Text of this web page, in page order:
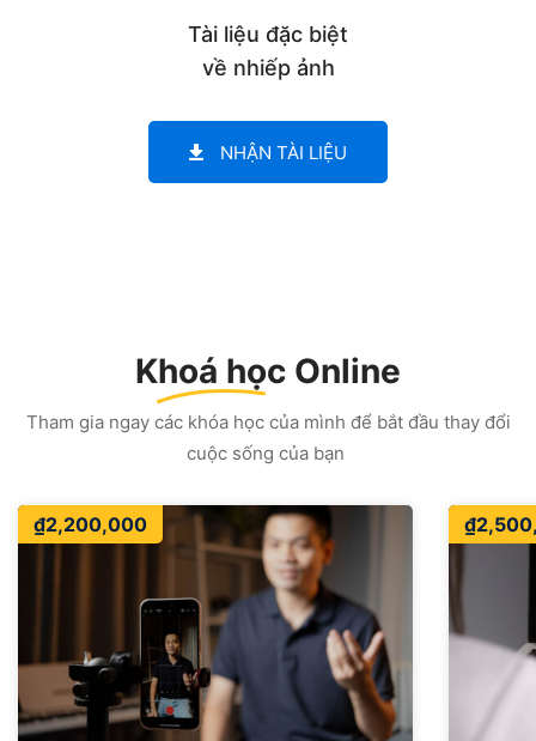
Tài liệu đặc biệt
về nhiếp ảnh
NHẬN TÀI LIỆU
Khoá học Online
Tham gia ngay các khóa học của mình để bắt đầu thay đổi
cuộc sống của bạn
₫2,200,000 ₫